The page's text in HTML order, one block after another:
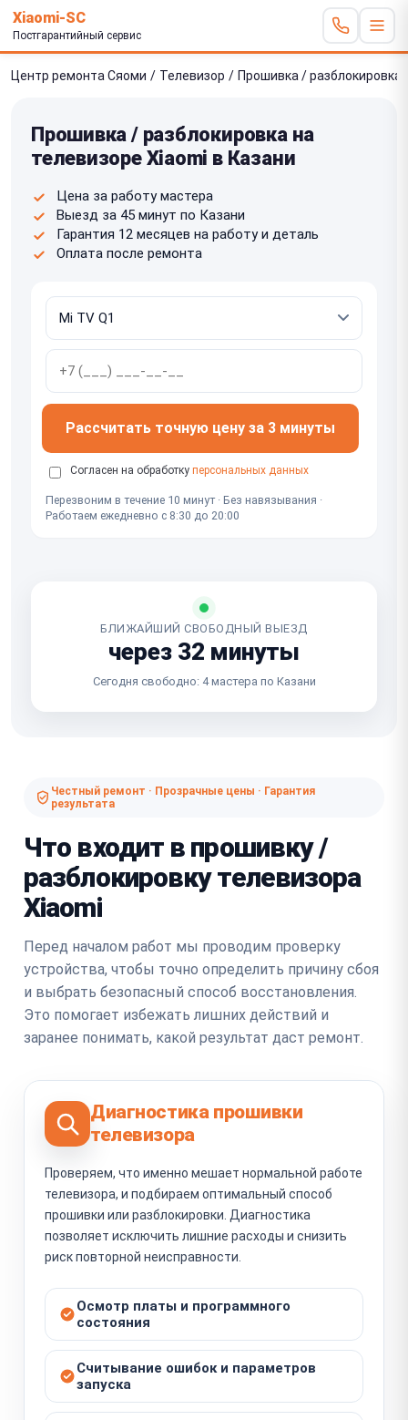
Xiaomi-SC
Постгарантийный сервис
Центр ремонта Сяоми / Телевизор / Прошивка / разблокировка
Прошивка / разблокировка на
телевизоре Xiaomi в Казани
Цена за работу мастера
Выезд за 45 минут по Казани
Гарантия 12 месяцев на работу и деталь
Оплата после ремонта
Рассчитать точную цену за 3 минуты
Согласен на обработку персональных данных
Перезвоним в течение 10 минут · Без навязывания ·
Работаем ежедневно с 8:30 до 20:00
БЛИЖАЙШИЙ СВОБОДНЫЙ ВЫЕЗД
через 32 минуты
Сегодня свободно: 4 мастера по Казани
Честный ремонт · Прозрачные цены · Гарантия
результата
Что входит в прошивку /
разблокировку телевизора
Xiaomi
Перед началом работ мы проводим проверку
устройства, чтобы точно определить причину сбоя
и выбрать безопасный способ восстановления.
Это помогает избежать лишних действий и
заранее понимать, какой результат даст ремонт.
Диагностика прошивки
телевизора
Проверяем, что именно мешает нормальной работе
телевизора, и подбираем оптимальный способ
прошивки или разблокировки. Диагностика
позволяет исключить лишние расходы и снизить
риск повторной неисправности.
Осмотр платы и программного
состояния
Считывание ошибок и параметров
запуска